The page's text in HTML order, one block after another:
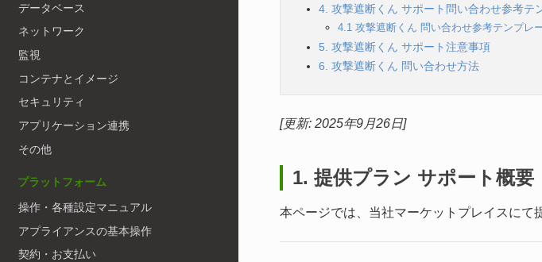
データベース
ネットワーク
監視
コンテナとイメージ
セキュリティ
アプリケーション連携
その他
プラットフォーム
操作・各種設定マニュアル
アプライアンスの基本操作
契約・お支払い
4. 攻撃遮断くん サポート問い合わせ参考テ
4.1 攻撃遮断くん 問い合わせ参考テンプレ
5. 攻撃遮断くん サポート注意事項
6. 攻撃遮断くん 問い合わせ方法
[更新: 2025年9月26日]
1. 提供プラン サポート概要
本ページでは、当社マーケットプレイスにて